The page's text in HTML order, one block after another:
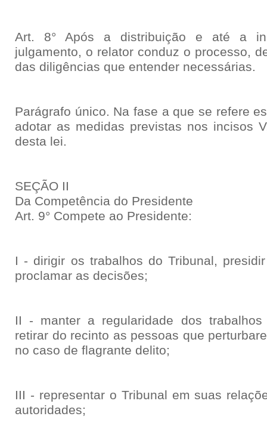
Art. 8° Após a distribuição e até a
julgamento, o relator conduz o processo,
das diligências que entender necessárias.
Parágrafo único. Na fase a que se refere
adotar as medidas previstas nos incisos
desta lei.
SEÇÃO II
Da Competência do Presidente
Art. 9° Compete ao Presidente:
I - dirigir os trabalhos do Tribunal,
proclamar as decisões;
II - manter a regularidade dos trabalhos
retirar do recinto as pessoas que
no caso de flagrante delito;
III - representar o Tribunal em suas
autoridades;